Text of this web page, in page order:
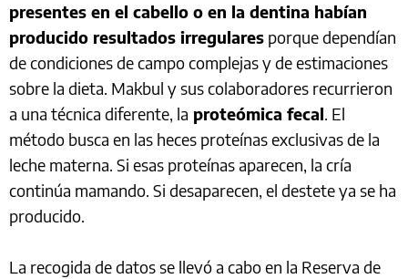
presentes en el cabello o en la dentina habían
producido resultados irregulares porque dependían
de condiciones de campo complejas y de estimaciones
sobre la dieta. Makbul y sus colaboradores recurrieron
a una técnica diferente, la proteómica fecal. El
método busca en las heces proteínas exclusivas de la
leche materna. Si esas proteínas aparecen, la cría
continúa mamando. Si desaparecen, el destete ya se ha
producido.
La recogida de datos se llevó a cabo en la Reserva de